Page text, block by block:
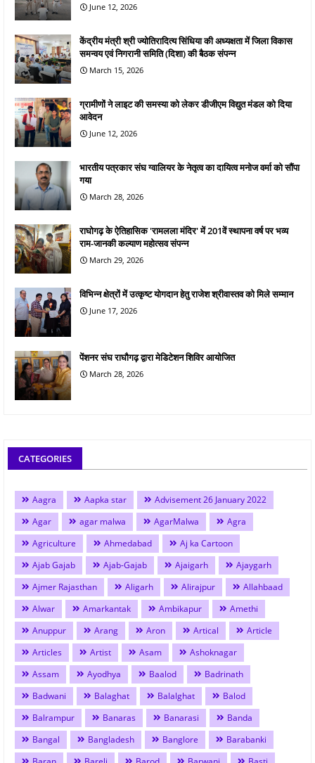
June 12, 2026
केंद्रीय मंत्री श्री ज्योतिरादित्य सिंधिया की अध्यक्षता में जिला विकास
समन्वय एवं निगरानी समिति (दिशा) की बैठक संपन्न
March 15, 2026
ग्रामीणों ने लाइट की समस्या को लेकर डीजीएम विद्युत मंडल को दिया
आवेदन
June 12, 2026
भारतीय पत्रकार संघ ग्वालियर के नेतृत्व का दायित्व मनोज वर्मा को सौंपा
गया
March 28, 2026
राघोगढ़ के ऐतिहासिक 'रामलला मंदिर' में 201वें स्थापना वर्ष पर भव्य
राम-जानकी कल्याण महोत्सव संपन्न
March 29, 2026
विभिन्न क्षेत्रों में उत्कृष्ट योगदान हेतु राजेश श्रीवास्तव को मिले सम्मान
June 17, 2026
पेंशनर संघ राघौगढ़ द्वारा मेडिटेशन शिविर आयोजित
March 28, 2026
CATEGORIES
Aagra Aapka star
Advisement 26 January 2022
Agar
agar malwa AgarMalwa
Agra
Agriculture
Ahmedabad
Aj ka Cartoon
Ajab Gajab
Ajab-Gajab Ajaigarh
Ajaygarh
Ajmer Rajasthan
Aligarh Alirajpur
Allahbaad
Alwar
Amarkantak Ambikapur
Amethi
Anuppur
Arang Aron Artical
Article
Articles
Artist Asam
Ashoknagar
Assam
Ayodhya Baalod
Badrinath
Badwani
Balaghat Balalghat
Balod
Balrampur
Banaras Banarasi
Banda
Bangal
Bangladesh Banglore
Barabanki